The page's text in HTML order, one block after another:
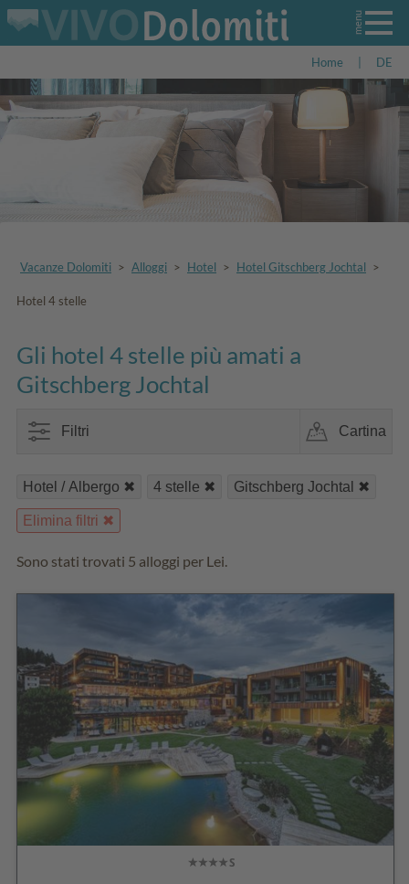
Home DE
Vacanze Dolomiti > Alloggi > Hotel > Hotel Gitschberg Jochtal >
Hotel 4 stelle
Gli hotel 4 stelle più amati a
Gitschberg Jochtal
Filtri Cartina
Hotel / Albergo 4 stelle Gitschberg Jochtal
Elimina filtri
Sono stati trovati 5 alloggi per Lei.